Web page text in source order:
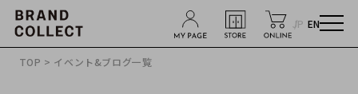
JP EN
TOP > イベント&ブログ一覧